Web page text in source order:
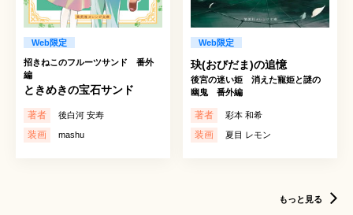
Web限定
招きねこのフルーツサンド 番外
編
ときめきの宝石サンド
著者 後白河 安寿
装画 mashu
Web限定
玦(おびだま)の追憶
後宮の迷い姫 消えた寵姫と謎の
幽鬼 番外編
著者 彩本 和希
装画 夏目 レモン
もっと見る